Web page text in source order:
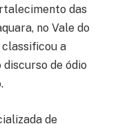
das
no Vale do
classificou a
discurso de ódio
de